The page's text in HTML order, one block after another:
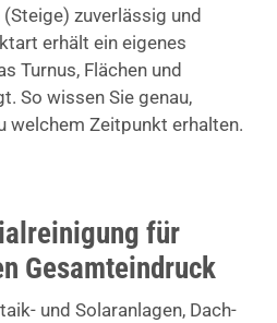
zuverlässig und
erhält ein eigenes
Turnus, Flächen und
So wissen Sie genau,
welchem Zeitpunkt erhalten.
für
Gesamteindruck
und Solaranlagen, Dach-